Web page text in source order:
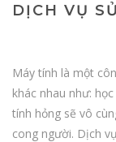
DỊCH VỤ
Máy tính là một
khác nhau như:
tính hỏng sẽ vô
cong người. Dịch